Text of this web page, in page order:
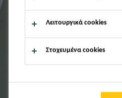
Λειτουργικά cookies
Στοχευμένα cookies